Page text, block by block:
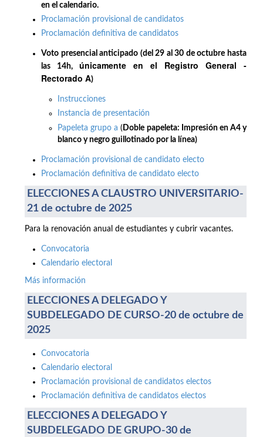
en el calendario.
Proclamación provisional de candidatos
Proclamación definitiva de candidatos
Voto presencial anticipado (del 29 al 30 de octubre hasta
las 14h, únicamente en el Registro General -
Rectorado A)
Instrucciones
Instancia de presentación
Papeleta grupo a( Doble papeleta: Impresión en A4 y
blanco y negro guillotinado por la línea)
Proclamación provisional de candidato electo
Proclamación definitiva de candidato electo
ELECCIONES A CLAUSTRO UNIVERSITARIO-
21 de octubre de 2025
Para la renovación anual de estudiantes y cubrir vacantes.
Convocatoria
Calendario electoral
Más información
ELECCIONES A DELEGADO Y
SUBDELEGADO DE CURSO-20 de octubre de
2025
Convocatoria
Calendario electoral
Proclamación provisional de candidatos electos
Proclamación definitiva de candidatos electos
ELECCIONES A DELEGADO Y
SUBDELEGADO DE GRUPO-30 de